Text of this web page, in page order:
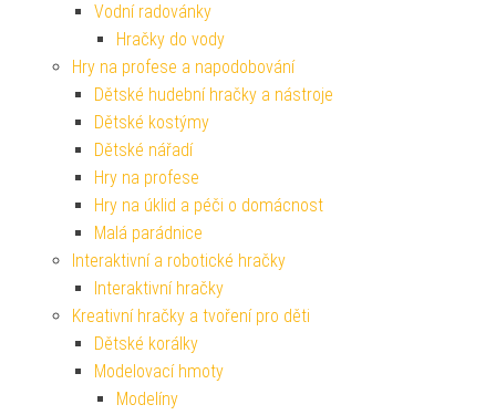
Vodní radovánky
Hračky do vody
Hry na profese a napodobování
Dětské hudební hračky a nástroje
Dětské kostýmy
Dětské nářadí
Hry na profese
Hry na úklid a péči o domácnost
Malá parádnice
Interaktivní a robotické hračky
Interaktivní hračky
Kreativní hračky a tvoření pro děti
Dětské korálky
Modelovací hmoty
Modelíny